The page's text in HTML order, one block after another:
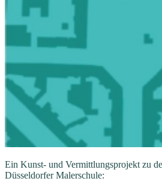
Ein Kunst- und Vermittlungsprojekt zu
Düsseldorfer Malerschule: